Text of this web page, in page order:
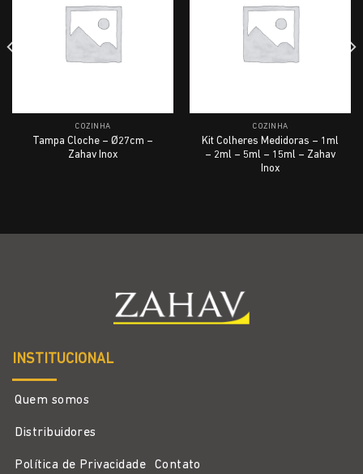
COZINHA
Tampa Cloche – Ø27cm –
Zahav Inox
COZINHA
Kit Colheres Medidoras – 1ml
– 2ml – 5ml – 15ml – Zahav
Inox
INSTITUCIONAL
Quem somos
Distribuidores
Política de Privacidade Contato